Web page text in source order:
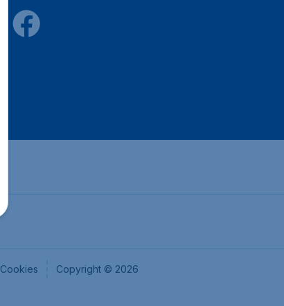
Cookies Copyright © 2026